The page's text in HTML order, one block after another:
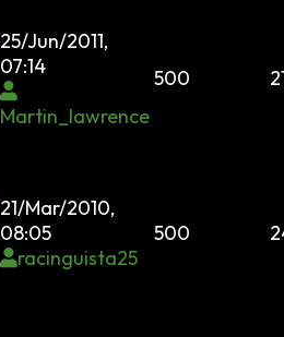
25/Jun/2011,
07:14
Martin_lawrence
500
21/Mar/2010,
08:05
racinguista25
500